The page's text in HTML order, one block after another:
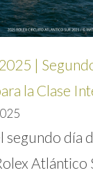
|
la Clase
segundo día
Atlántico